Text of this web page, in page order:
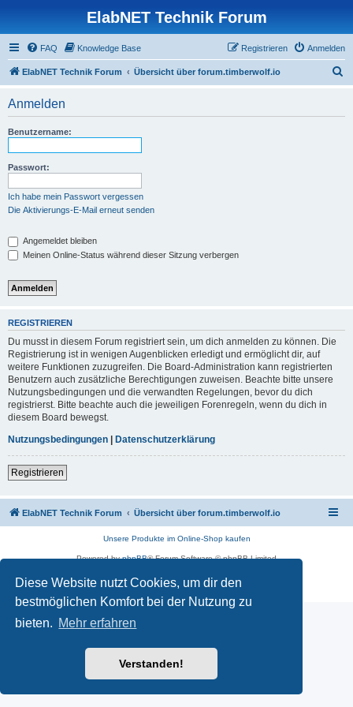
Diese Website nutzt Cookies, um dir den
bestmöglichen Komfort bei der Nutzung zu
bieten. Mehr erfahren
Verstanden!
ElabNET Technik Forum
FAQ Knowledge Base Anmelden
Registrieren
ElabNET Technik Forum Übersicht über forum.timberwolf.io
Anmelden
Benutzername:
Passwort:
Ich habe mein Passwort vergessen
Die Aktivierungs-E-Mail erneut senden
Angemeldet bleiben
Meinen Online-Status während dieser Sitzung verbergen
REGISTRIEREN
Du musst in diesem Forum registriert sein, um dich anmelden zu können. Die
Registrierung ist in wenigen Augenblicken erledigt und ermöglicht dir, auf
weitere Funktionen zuzugreifen. Die Board-Administration kann registrierten
Benutzern auch zusätzliche Berechtigungen zuweisen. Beachte bitte unsere
Nutzungsbedingungen und die verwandten Regelungen, bevor du dich
registrierst. Bitte beachte auch die jeweiligen Forenregeln, wenn du dich in
diesem Board bewegst.
Nutzungsbedingungen | Datenschutzerklärung
Registrieren
ElabNET Technik Forum Übersicht über forum.timberwolf.io
Unsere Produkte im Online-Shop kaufen
Powered byphpBB® Forum Software © phpBB Limited
Datenschutz|Nutzungsbedingungen